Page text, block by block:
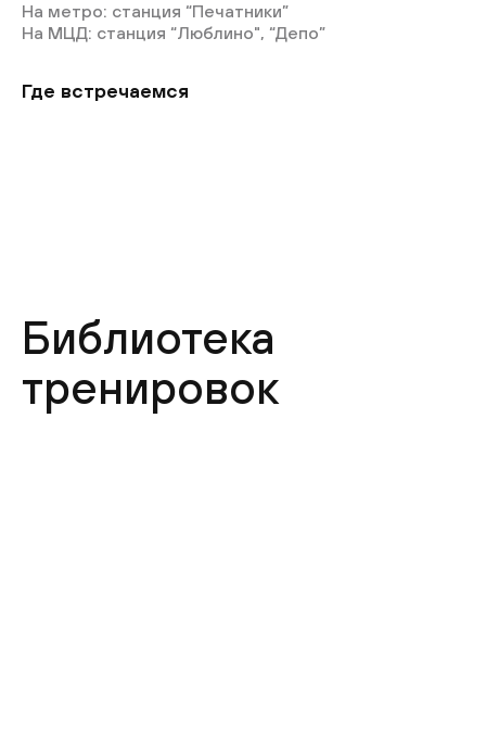
На метро: станция “Печатники”
На МЦД: станция “Люблино", “Депо”
Где встречаемся
Библиотека
тренировок